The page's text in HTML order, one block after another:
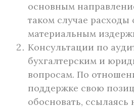
основным
таком случае расходы
материальным
Консультации по
бухгалтерским и
вопросам. По
поддержке свою
обосновать, ссылаясь